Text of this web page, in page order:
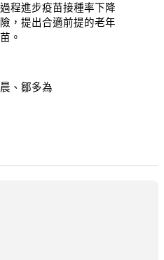
程進步疫苗接種率下降
，提出合適前提的老年
。
、鄒多為